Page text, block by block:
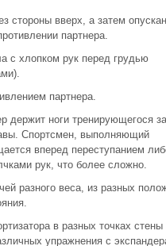
стороны вверх, а затем
партнера.
с хлопком рук перед грудью
партнера.
держит ноги тренирующегося за
Спортсмен, выполняющий
вперед переступанием
рук, что более сложно.
разного веса, из разных
в разных точках стены
упражнения с